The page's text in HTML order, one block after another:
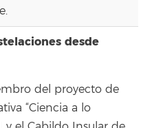
desde
del proyecto de
“Ciencia a lo